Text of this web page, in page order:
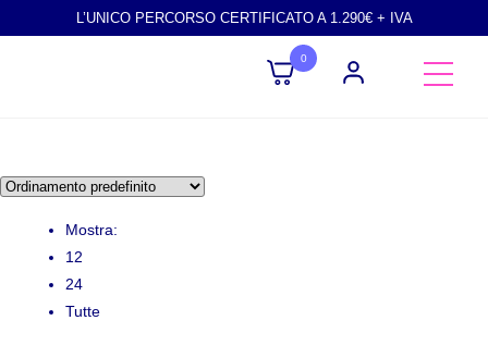
L’UNICO PERCORSO CERTIFICATO A 1.290€ + IVA
0
Mostra:
12
24
Tutte